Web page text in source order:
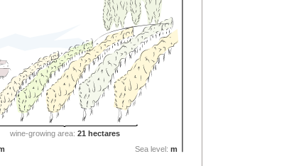
wine-growing area:21 hectares
Sea level:m